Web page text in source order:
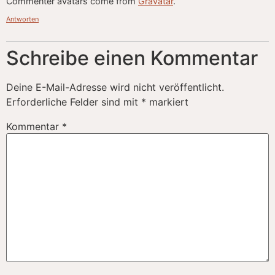
Antworten
Schreibe einen Kommentar
Deine E-Mail-Adresse wird nicht veröffentlicht.
Erforderliche Felder sind mit * markiert
Kommentar *